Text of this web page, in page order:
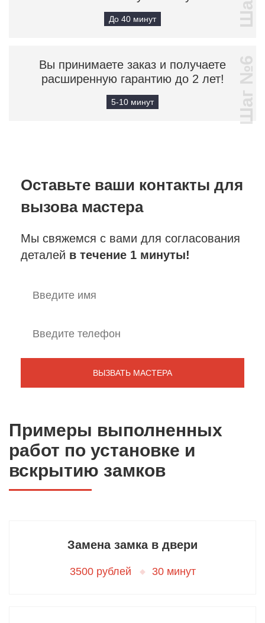
До 40 минут
Вы принимаете заказ и получаете
расширенную гарантию до 2 лет!
5-10 минут Шаг №6
Оставьте ваши контакты для
вызова мастера
Мы свяжемся с вами для согласования
деталей в течение 1 минуты!
Примеры выполненных
работ по установке и
вскрытию замков
Замена замка в двери
3500 рублей 30 минут